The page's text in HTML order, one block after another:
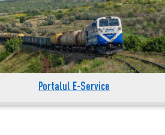
Portalul E-Service